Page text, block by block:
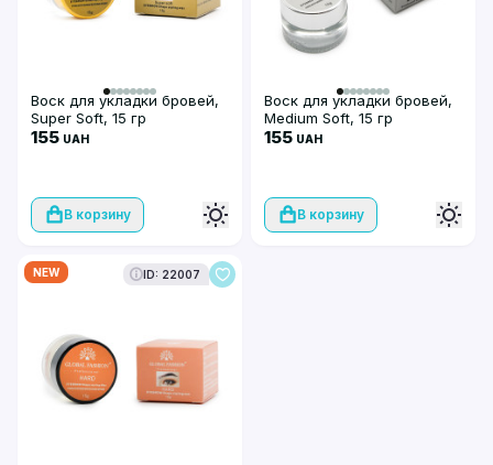
Воск для укладки бровей,
Super Soft, 15 гр
155 UAH
В корзину
Воск для укладки бровей,
Medium Soft, 15 гр
155 UAH
В корзину
NEW ID: 22007